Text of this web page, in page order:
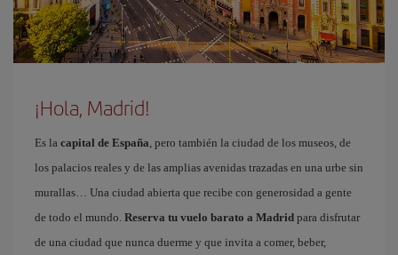
¡Hola, Madrid!
Es la capital de España, pero también la ciudad de los museos, de
los palacios reales y de las amplias avenidas trazadas en una urbe sin
murallas… Una ciudad abierta que recibe con generosidad a gente
de todo el mundo. Reserva tu vuelo barato a Madrid para disfrutar
de una ciudad que nunca duerme y que invita a comer, beber,